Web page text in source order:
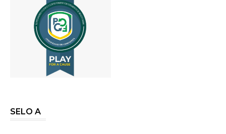
SELO A